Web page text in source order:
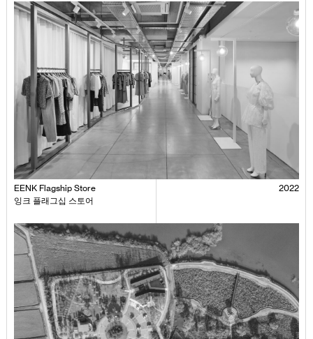
2022
EENK Flagship Store
잉크 플래그십 스토어